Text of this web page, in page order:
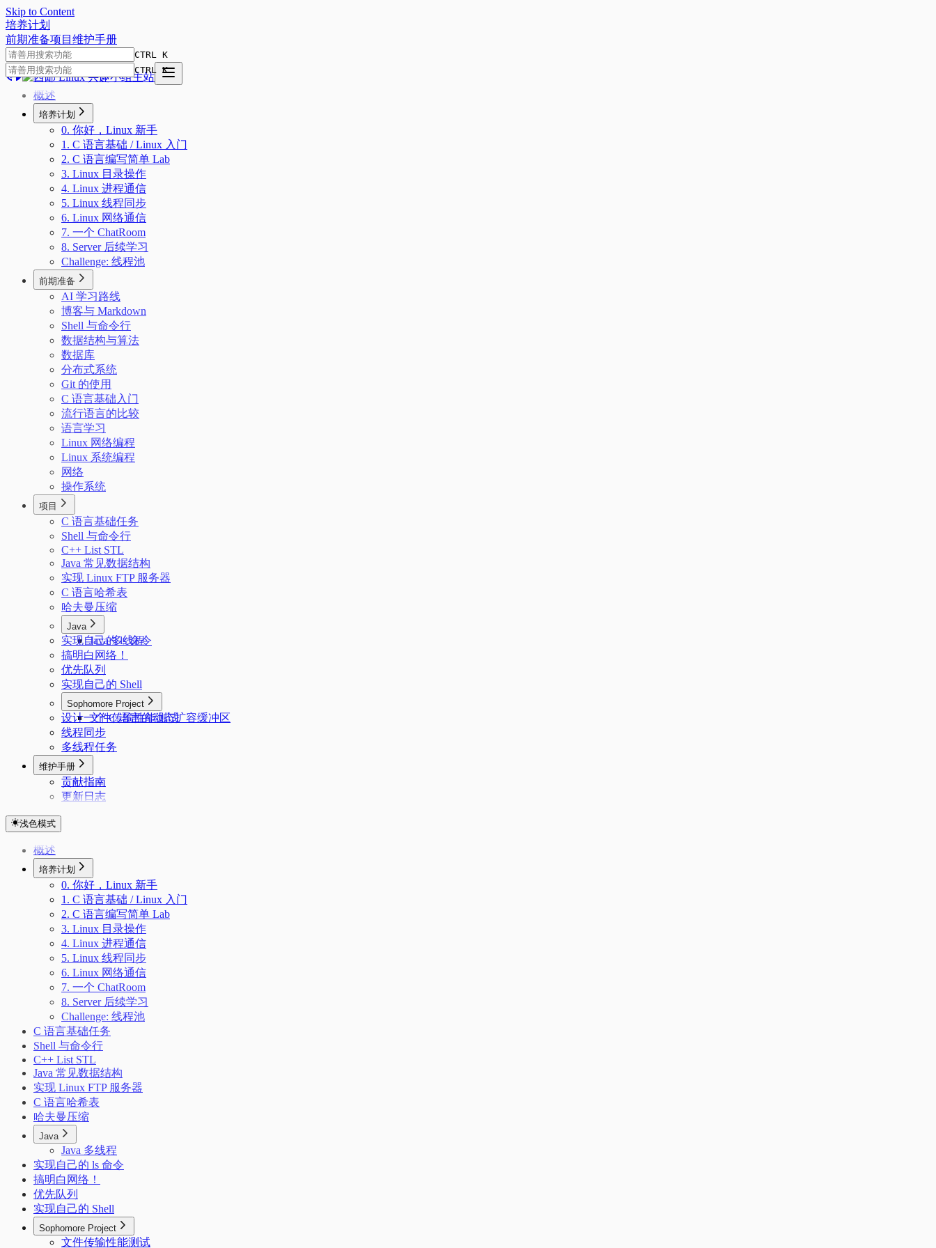
Skip to Content
培养计划
前期准备项目 维护手册
CTRL K
CTRL K
概述
培养计划
0. 你好，Linux 新手
1. C 语言基础 / Linux 入门
2. C 语言编写简单 Lab
3. Linux 目录操作
4. Linux 进程通信
5. Linux 线程同步
6. Linux 网络通信
7. 一个 ChatRoom
8. Server 后续学习
Challenge: 线程池
前期准备
AI 学习路线
博客与 Markdown
Shell 与命令行
数据结构与算法
数据库
分布式系统
Git 的使用
C 语言基础入门
流行语言的比较
语言学习
Linux 网络编程
Linux 系统编程
网络
操作系统
项目
C 语言基础任务
Shell 与命令行
C++ List STL
Java 常见数据结构
实现 Linux FTP 服务器
C 语言哈希表
哈夫曼压缩
Java
Java 多线程
实现自己的 ls 命令
搞明白网络！
优先队列
实现自己的 Shell
Sophomore Project
文件传输性能测试
设计一个 C 语言的动态扩容缓冲区
线程同步
多线程任务
维护手册
贡献指南
更新日志
浅色模式
概述
培养计划
0. 你好，Linux 新手
1. C 语言基础 / Linux 入门
2. C 语言编写简单 Lab
3. Linux 目录操作
4. Linux 进程通信
5. Linux 线程同步
6. Linux 网络通信
7. 一个 ChatRoom
8. Server 后续学习
Challenge: 线程池
C 语言基础任务
Shell 与命令行
C++ List STL
Java 常见数据结构
实现 Linux FTP 服务器
C 语言哈希表
哈夫曼压缩
Java
Java 多线程
实现自己的 ls 命令
搞明白网络！
优先队列
实现自己的 Shell
Sophomore Project
文件传输性能测试